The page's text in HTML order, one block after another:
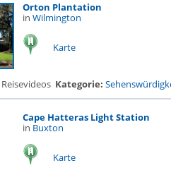
Orton Plantation
in Wilmington
Karte
Kategorie:
Cape Hatteras Light Station
in Buxton
Karte